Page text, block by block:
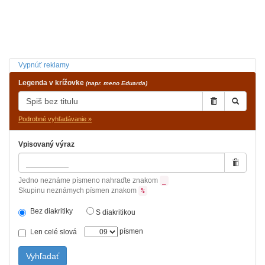
Vypnúť reklamy
Legenda v krížovke (napr. meno Eduarda)
Podrobné vyhľadávanie »
Vpisovaný výraz
Jedno neznáme písmeno nahraďte znakom
Skupinu neznámych písmen znakom %
Bez diakritiky S diakritikou
Len celé slová písmen
Vyhľadať